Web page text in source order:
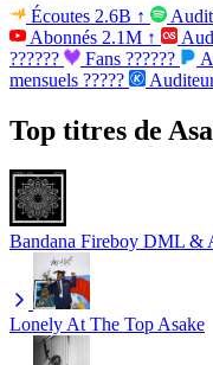
Écoutes 2.6B ↑
Abonnés 2.1M ↑
??????
Fans ??????
mensuels ?????
Top titres de
Bandana Fireboy DML &
Lonely At The TopAsake